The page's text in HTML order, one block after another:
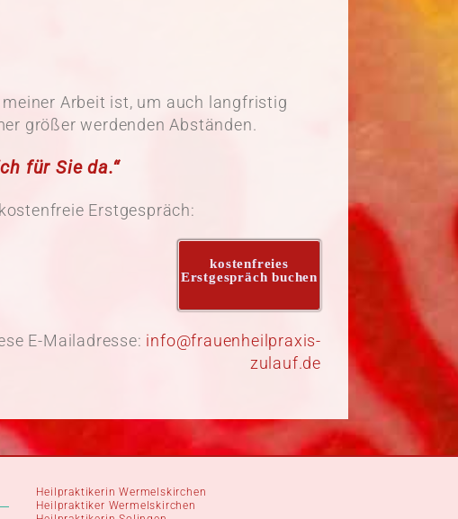
Arbeit ist, um auch langfristig
größer werdenden Abständen.
für Sie da.“
Erstgespräch:
kostenfreies
Erstgespräch buchen
E-Mailadresse: info@frauenheilpraxis-
zulauf.de
Heilpraktikerin Wermelskirchen
Heilpraktiker Wermelskirchen